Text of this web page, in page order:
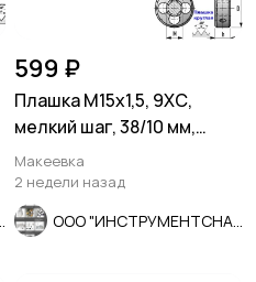
599 ₽
Плашка М15х1,5, 9ХС,
мелкий шаг, 38/10 мм,
ГОСТ 7740-71
Макеевка
2 недели назад